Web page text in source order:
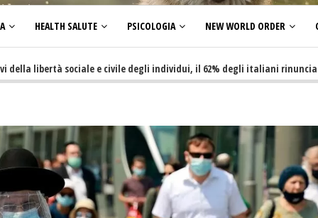
HEALTH SALUTE PSICOLOGIA NEW WORLD ORDER
sociale e civile degli individui, il 62% degli italiani rinuncia a fare